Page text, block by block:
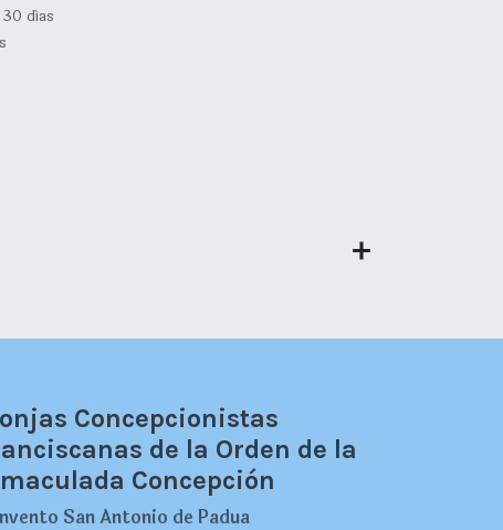
días
Concepcionistas
de la Orden de la
Concepción
San Antonio de Padua